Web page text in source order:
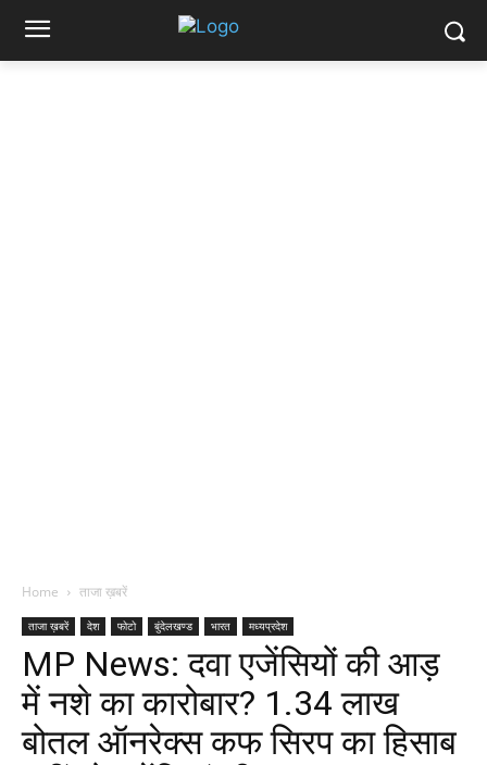
Home ताजा ख़बरें
ताजा ख़बरें देश फोटो बुंदेलखण्ड भारत मध्यप्रदेश
MP News: दवा एजेंसियों की आड़
में नशे का कारोबार? 1.34 लाख
बोतल ऑनरेक्स कफ सिरप का हिसाब